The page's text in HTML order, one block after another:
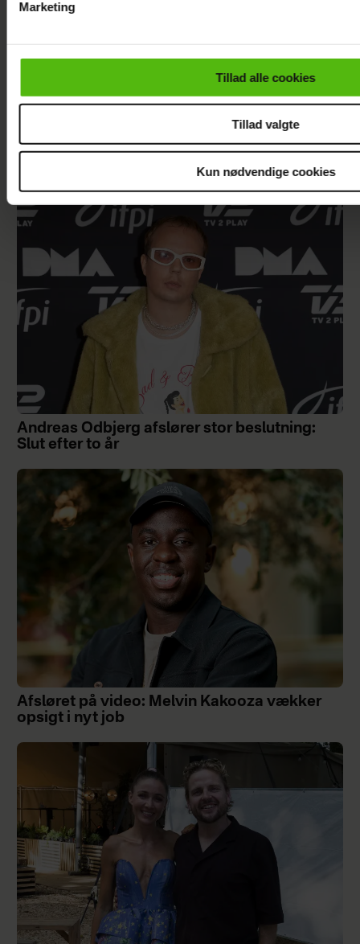
cookiepolitik.
Marketing
Tillad alle cookies
Tillad valgte
Kun nødvendige cookies
Se videoen: Simon Kvamm overrasker med
Andreas Odbjerg afslører stor beslutning:
Slut efter to år
Afsløret på video: Melvin Kakooza vækker
opsigt i nyt job